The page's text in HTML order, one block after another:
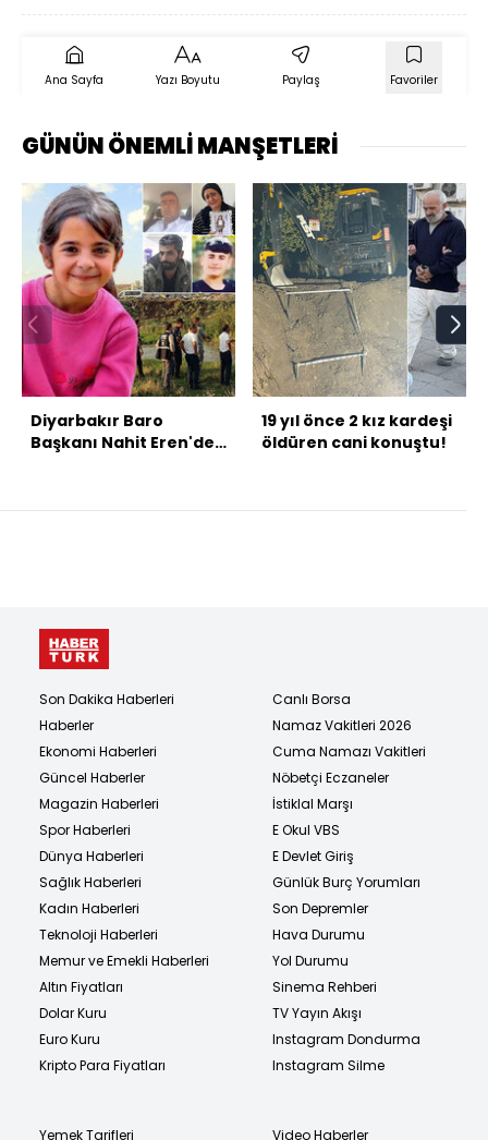
Ana Sayfa Yazı Boyutu Paylaş Favoriler
GÜNÜN ÖNEMLİ MANŞETLERİ
Diyarbakır Baro
Başkanı Nahit Eren'den
gömdün mü?
19 yıl önce 2 kız kardeşi
öldüren cani konuştu!
Son Dakika Haberleri
Haberler
Ekonomi Haberleri
Güncel Haberler
Magazin Haberleri
Spor Haberleri
Dünya Haberleri
Sağlık Haberleri
Kadın Haberleri
Teknoloji Haberleri
Memur ve Emekli Haberleri
Altın Fiyatları
Dolar Kuru
Euro Kuru
Kripto Para Fiyatları
Canlı Borsa
Namaz Vakitleri 2026
Cuma Namazı Vakitleri
Nöbetçi Eczaneler
İstiklal Marşı
E Okul VBS
E Devlet Giriş
Günlük Burç Yorumları
Son Depremler
Hava Durumu
Yol Durumu
Sinema Rehberi
TV Yayın Akışı
Instagram Dondurma
Instagram Silme
Yemek Tarifleri
Video Haberler